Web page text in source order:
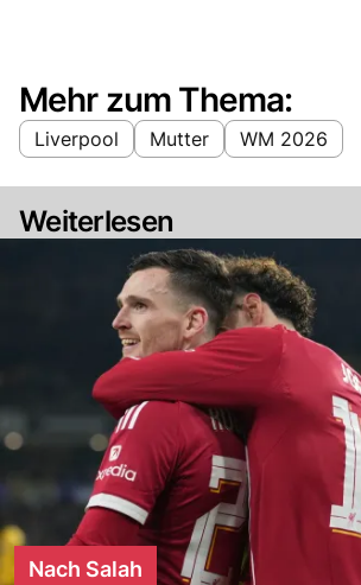
Mehr zum Thema:
Liverpool Mutter WM 2026
Weiterlesen
Nach Salah